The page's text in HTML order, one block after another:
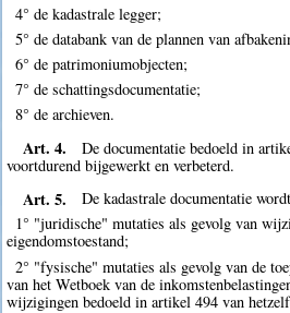
4° de kadastrale legger;
5° de databank van de plannen van
6° de patrimoniumobjecten;
7° de schattingsdocumentatie;
8° de archieven.
Art. 4.
De documentatie bedoeld in
voortdurend bijgewerkt en verbeterd.
Art. 5.
De kadastrale documentatie
1° "juridische" mutaties als gevolg van
eigendomstoestand;
2° "fysische" mutaties als gevolg van de
van het Wetboek van de
wijzigingen bedoeld in artikel 494 van